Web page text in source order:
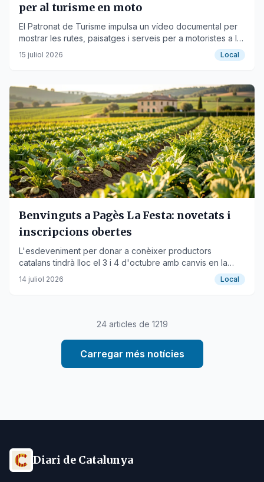
per al turisme en moto
El Patronat de Turisme impulsa un vídeo documental per
mostrar les rutes, paisatges i serveis per a motoristes a la
demarcació.
15 juliol 2026 Local
Benvinguts a Pagès La Festa: novetats i
inscripcions obertes
L'esdeveniment per donar a conèixer productors
catalans tindrà lloc el 3 i 4 d'octubre amb canvis en la
participació i les visites.
14 juliol 2026 Local
24 articles de 1219
Carregar més notícies
Diari de Catalunya